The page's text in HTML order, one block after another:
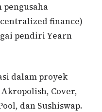
finance)
pendiri Yearn
dalam proyek
Cover,
dan Sushiswap.